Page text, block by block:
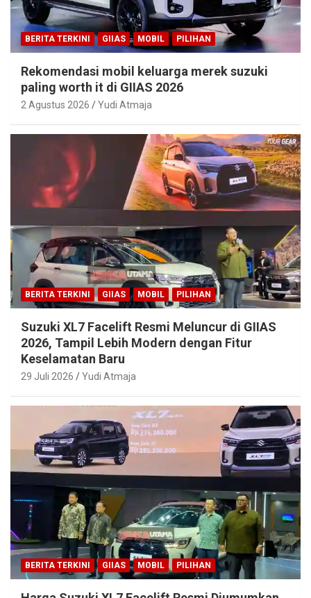
BERITA TERKINI GIIAS MOBIL PILIHAN
Rekomendasi mobil keluarga merek suzuki
paling worth it di GIIAS 2026
2 Agustus 2026 Yudi Atmaja
BERITA TERKINI GIIAS MOBIL PILIHAN
Suzuki XL7 Facelift Resmi Meluncur di GIIAS
2026, Tampil Lebih Modern dengan Fitur
Keselamatan Baru
29 Juli 2026 Yudi Atmaja
BERITA TERKINI GIIAS MOBIL PILIHAN